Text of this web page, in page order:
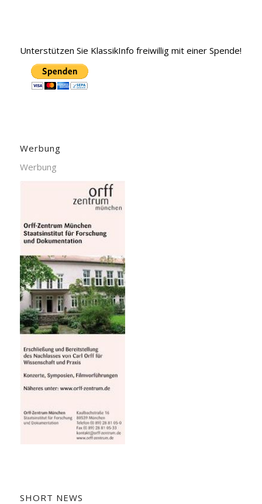
Unterstützen Sie KlassikInfo freiwillig mit einer Spende!
Werbung
Werbung
SHORT NEWS